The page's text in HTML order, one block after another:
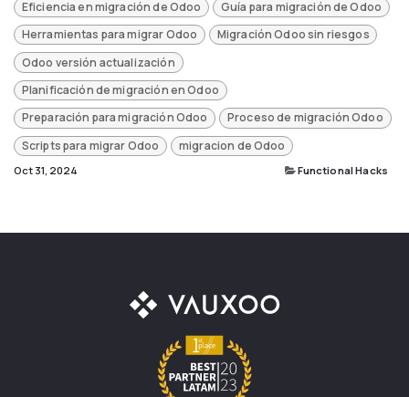
Eficiencia en migración de Odoo
Guía para migración de Odoo
Herramientas para migrar Odoo
Migración Odoo sin riesgos
Odoo versión actualización
Planificación de migración en Odoo
Preparación para migración Odoo
Proceso de migración Odoo
Scripts para migrar Odoo
migracion de Odoo
Oct 31, 2024 Functional Hacks